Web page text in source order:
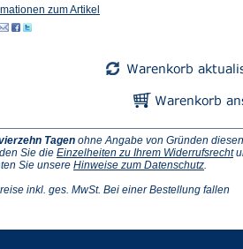
zum Artikel
Tagen ohne Angabe von Gründen diesen
Sie die Einzelheiten zu Ihrem Widerrufsrecht
Sie unsere Hinweise zum Datenschutz(Öffnet
einem
inkl. ges. MwSt. Bei einer Bestellung fallen